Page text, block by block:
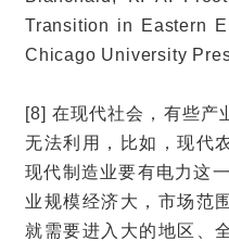
Transition in Eastern
Chicago University
[8] 在现代社会，有些产
无法利用，比如，现代
现代制造业要有电力这
业规模经济大，市场范
就需要进入大的地区、